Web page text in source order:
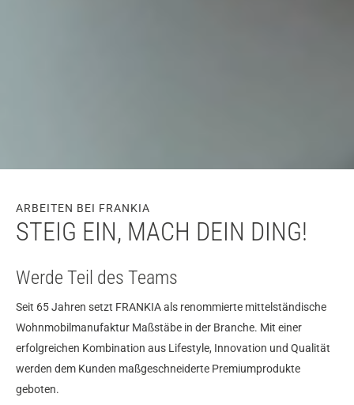
ARBEITEN BEI FRANKIA
STEIG EIN, MACH DEIN DING!
Werde Teil des Teams
Seit 65 Jahren setzt FRANKIA als renommierte mittelständische
Wohnmobilmanufaktur Maßstäbe in der Branche. Mit einer
erfolgreichen Kombination aus Lifestyle, Innovation und Qualität
werden dem Kunden maßgeschneiderte Premiumprodukte
geboten.